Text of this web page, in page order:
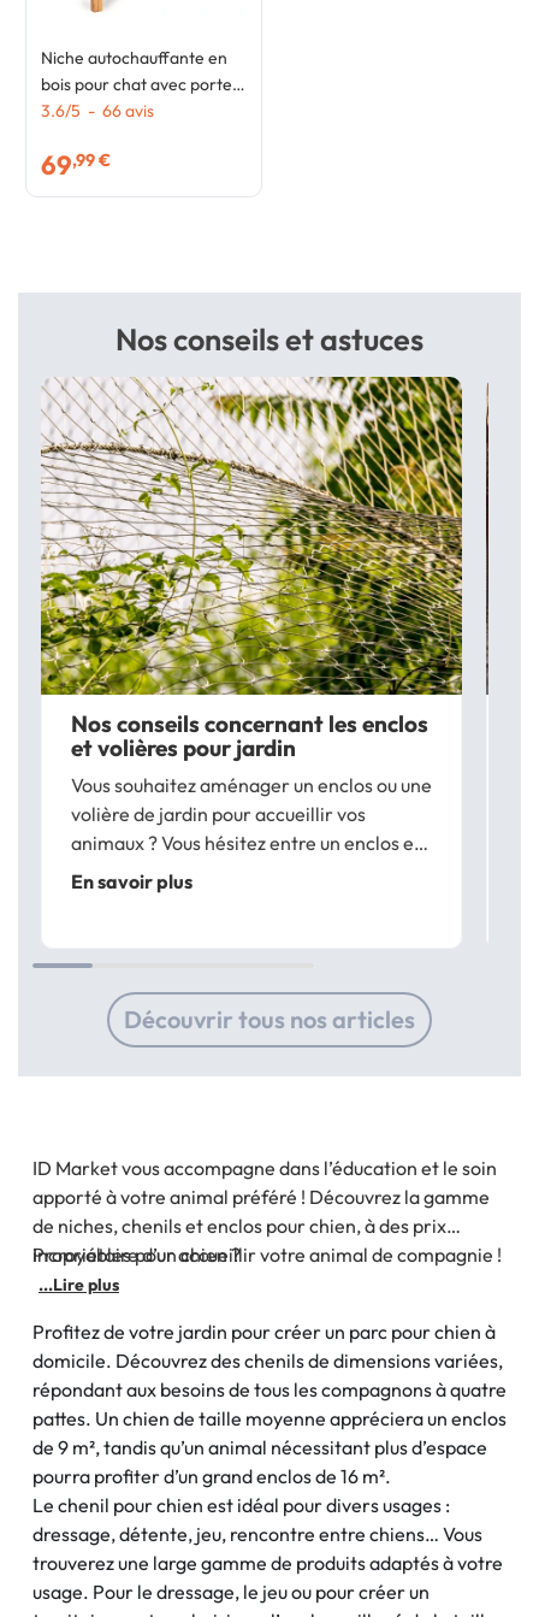
Niche autochauffante en
bois pour chat avec porte
et fenêtre
3.6/5 - 66avis
69,99 €
Nos conseils et astuces
Nos conseils concernant les enclos
et volières pour jardin
Vous souhaitez aménager un enclos ou une
volière de jardin pour accueillir vos
animaux ? Vous hésitez entre un enclos et
une volière pour élever des poules ? La
volière extérieure est une cage grillagée
votre...
En savoir plus
Découvrir tous nos articles
ID Market vous accompagne dans l’éducation et le soin
apporté à votre animal préféré ! Découvrez la gamme
de niches, chenils et enclos pour chien, à des prix
incroyables pour accueillir votre animal de compagnie !
Des produits idéals pour garder votre chien à l’abri au
Propriétaire d’un chien ?
...Lire plus
Profitez de votre jardin pour créer un parc pour chien à
domicile. Découvrez des chenils de dimensions variées,
répondant aux besoins de tous les compagnons à quatre
pattes. Un chien de taille moyenne appréciera un enclos
de 9 m², tandis qu’un animal nécessitant plus d’espace
pourra profiter d’un grand enclos de 16 m².
Le chenil pour chien est idéal pour divers usages :
dressage, détente, jeu, rencontre entre chiens… Vous
trouverez une large gamme de produits adaptés à votre
usage. Pour le dressage, le jeu ou pour créer un